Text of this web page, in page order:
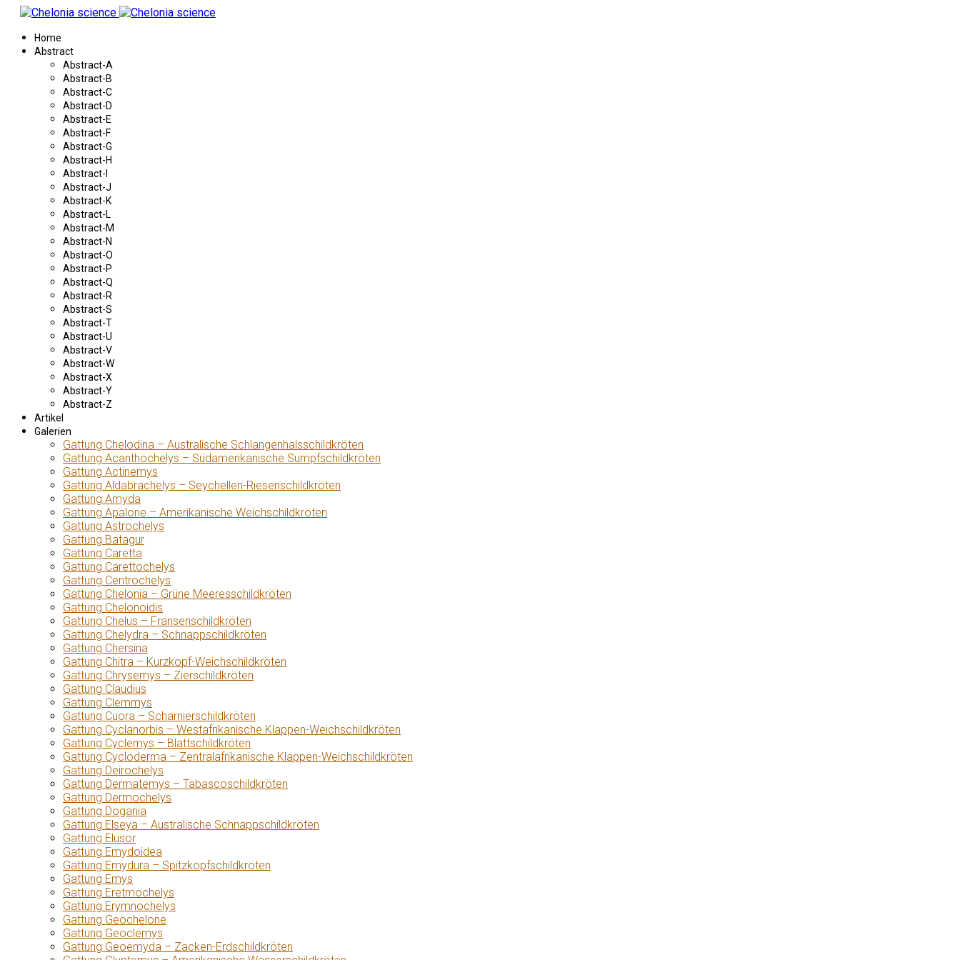
Home
Abstract
Abstract-A
Abstract-B
Abstract-C
Abstract-D
Abstract-E
Abstract-F
Abstract-G
Abstract-H
Abstract-I
Abstract-J
Abstract-K
Abstract-L
Abstract-M
Abstract-N
Abstract-O
Abstract-P
Abstract-Q
Abstract-R
Abstract-S
Abstract-T
Abstract-U
Abstract-V
Abstract-W
Abstract-X
Abstract-Y
Abstract-Z
Artikel
Galerien
Gattung Chelodina – Australische Schlangenhalsschildkröten
Gattung Acanthochelys – Südamerikanische Sumpfschildkröten
Gattung Actinemys
Gattung Aldabrachelys – Seychellen-Riesenschildkröten
Gattung Amyda
Gattung Apalone – Amerikanische Weichschildkröten
Gattung Astrochelys
Gattung Batagur
Gattung Caretta
Gattung Carettochelys
Gattung Centrochelys
Gattung Chelonia – Grüne Meeresschildkröten
Gattung Chelonoidis
Gattung Chelus – Fransenschildkröten
Gattung Chelydra – Schnappschildkröten
Gattung Chersina
Gattung Chitra – Kurzkopf-Weichschildkröten
Gattung Chrysemys – Zierschildkröten
Gattung Claudius
Gattung Clemmys
Gattung Cuora – Scharnierschildkröten
Gattung Cyclanorbis – Westafrikanische Klappen-Weichschildkröten
Gattung Cyclemys – Blattschildkröten
Gattung Cycloderma – Zentralafrikanische Klappen-Weichschildkröten
Gattung Deirochelys
Gattung Dermatemys – Tabascoschildkröten
Gattung Dermochelys
Gattung Dogania
Gattung Elseya – Australische Schnappschildkröten
Gattung Elusor
Gattung Emydoidea
Gattung Emydura – Spitzkopfschildkröten
Gattung Emys
Gattung Eretmochelys
Gattung Erymnochelys
Gattung Geochelone
Gattung Geoclemys
Gattung Geoemyda – Zacken-Erdschildkröten